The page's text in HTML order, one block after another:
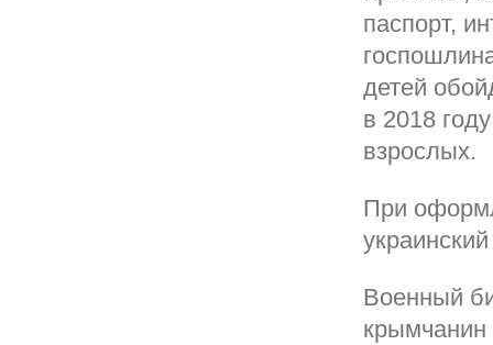
паспорт,
детей
в 2018
взрослых.
При
Военный
крымчанин